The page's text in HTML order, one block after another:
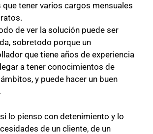
que tener varios cargos mensuales
de ver la solución puede ser
sobretodo porque un
que tiene años de experiencia
a tener conocimientos de
y puede hacer un buen
lo pienso con detenimiento y lo
de un cliente, de un